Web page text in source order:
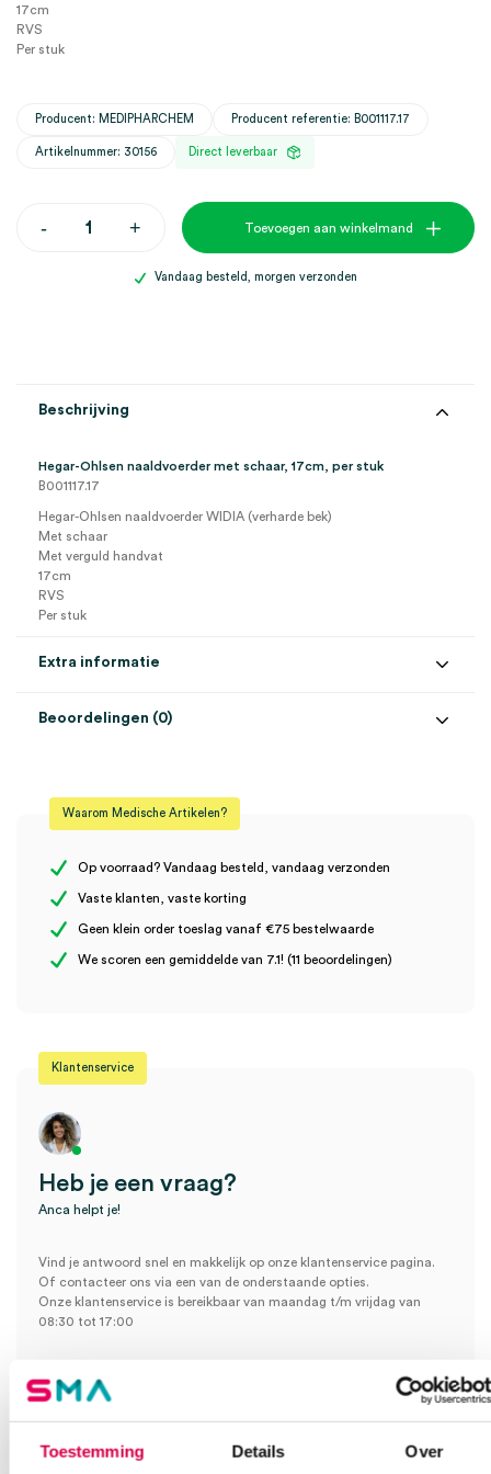
Toestemming Details Over
17cm
RVS
Per stuk
Producent: MEDIPHARCHEM Producent referentie: B001117.17
Artikelnummer: 30156 Direct leverbaar
-Hegar-
naaldvoerder
+ Toevoegen aan winkelmand
Vandaag besteld, morgen verzonden
Beschrijving
Hegar-Ohlsen naaldvoerder met schaar, 17cm, per stuk
B001117.17
Hegar-Ohlsen naaldvoerder WIDIA (verharde bek)
Met schaar
Met verguld handvat
17cm
RVS
Per stuk
Extra informatie
Materiaal RVS
Model
Steriel onsteriel
Beoordelingen (0)
Er zijn nog geen beoordelingen.
schaar, 17cm (1)” te beoordelen
Waarom Medische Artikelen?
Op voorraad? Vandaag besteld, vandaag verzonden
Vaste klanten, vaste korting
Geen klein order toeslag vanaf €75 bestelwaarde
We scoren een gemiddelde van 7.1! (11 beoordelingen)
Klantenservice
Heb je een vraag?
Anca helpt je!
Vind je antwoord snel en makkelijk op onze klantenservice pagina.
Of contacteer ons via een van de onderstaande opties.
Onze klantenservice is bereikbaar van maandag t/m vrijdag van
08:30 tot 17:00
Bel Anca